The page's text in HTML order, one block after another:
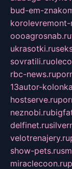
bud-em-
korolevremont-
oooagrosnab.ru
ukrasotki.ru
sovratili.ru
rbc-news.ru
13autor-
hostserve.ru
neznobi.ru
delfinet.ru
velotrenajery.ru
show-pets.ru
miraclecoon.ru